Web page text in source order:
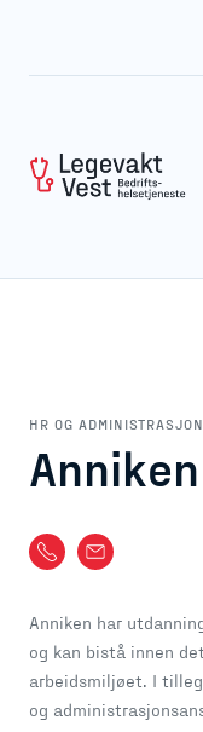
HR OG
Anniken har
og kan bistå innen
arbeidsmiljøet. I
og